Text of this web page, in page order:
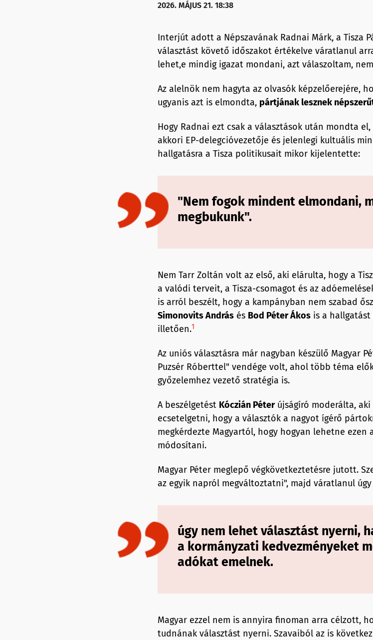
2026. MÁJUS 21. 18:38
Interjút adott a Népszavának Radnai Márk, a Tisza
választást követő időszakot értékelve váratlanul
lehet,e mindig igazat mondani, azt válaszoltam,
Az alelnök nem hagyta az olvasók képzelőerejére,
ugyanis azt is elmondta, pártjának lesznek
Hogy Radnai ezt csak a választások után mondta
akkori EP-delegcióvezetője és jelenlegi kultuális
hallgatásra a Tisza politikusait mikor kijelentette:
"Nem fogok mindent elmondani,
megbukunk".
Nem Tarr Zoltán volt az első, aki elárulta, hogy a
a valódi terveit, a Tisza-csomagot és az
is arról beszélt, hogy a kampányban nem szabad
Simonovits Andrásés Bod Péter Ákosis a hallgatást
illetően.1
Az uniós választásra már nagyban készülő Magyar
Puzsér Róberttel" vendége volt, ahol több téma
győzelemhez vezető stratégia is.
A beszélgetést Kóczián Péterújságíró moderálta,
ecsetelgetni, hogy a választók a nagyot ígérő
megkérdezte Magyartól, hogy hogyan lehetne ezen
módosítani.
Magyar Péter meglepő végkövetkeztetésre jutott.
az egyik napról megváltoztatni", majd váratlanul
úgy nem lehet választást nyerni,
a kormányzati kedvezményeket
adókat emelnek.
Magyar ezzel nem is annyira finoman arra célzott,
tudnának választást nyerni. Szavaiból az is